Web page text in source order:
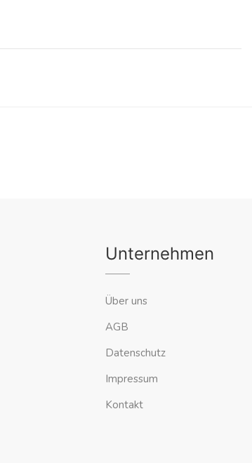
Unternehmen
Über uns
AGB
Datenschutz
Impressum
Kontakt